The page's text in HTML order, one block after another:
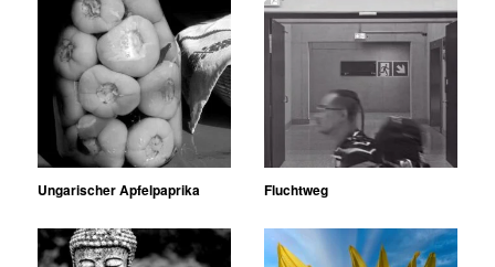
Ungarischer Apfelpaprika Fluchtweg